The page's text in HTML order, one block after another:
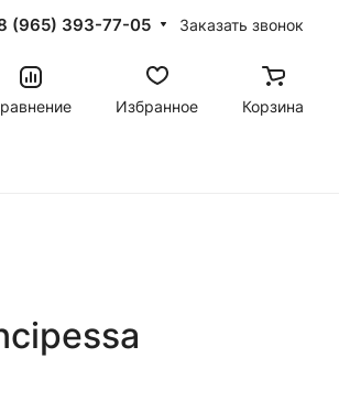
(965) 393-77-05 Заказать звонок
Избранное Корзина